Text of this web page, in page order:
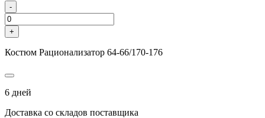
-
+
Костюм Рационализатор 64-66/170-176
6 дней
Доставка со складов поставщика